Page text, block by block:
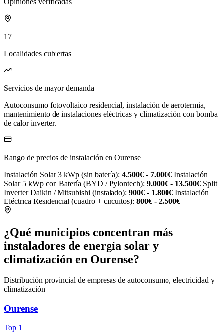
Opiniones verificadas
17
Localidades cubiertas
Servicios de mayor demanda
Autoconsumo fotovoltaico residencial, instalación de aerotermia,
mantenimiento de instalaciones eléctricas y climatización con bomba
de calor inverter.
Rango de precios de instalación en Ourense
Instalación Solar 3 kWp (sin batería): 4.500€ - 7.000€ Instalación
Solar 5 kWp con Batería (BYD / Pylontech): 9.000€ - 13.500€ Split
Inverter Daikin / Mitsubishi (instalado): 900€ - 1.800€ Instalación
Eléctrica Residencial (cuadro + circuitos): 800€ - 2.500€
¿Qué municipios concentran más
instaladores de energía solar y
climatización en Ourense?
Distribución provincial de empresas de autoconsumo, electricidad y
climatización
Ourense
Top 1